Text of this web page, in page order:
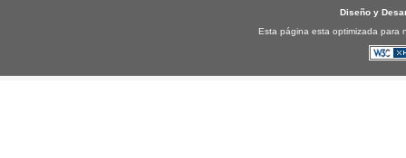
Diseño y
Esta página esta optimizada para